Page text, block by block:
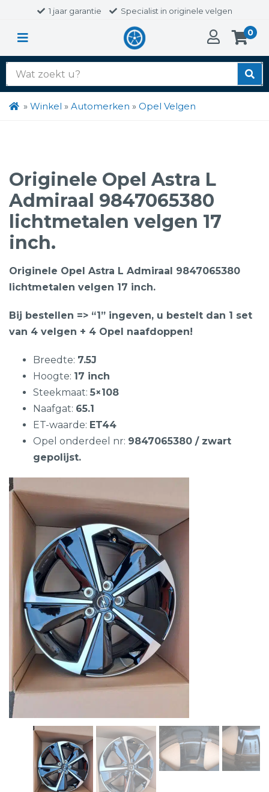
1 jaar garantie Specialist in originele velgen
0
Zoek
naar:
» Winkel » Automerken » Opel Velgen
Originele Opel Astra L
Admiraal 9847065380
lichtmetalen velgen 17
inch.
Originele Opel Astra L Admiraal 9847065380
lichtmetalen velgen 17 inch.
Bij bestellen => “1” ingeven, u bestelt dan 1 set
van 4 velgen + 4 Opel naafdoppen!
Breedte: 7.5J
Hoogte: 17 inch
Steekmaat: 5×108
Naafgat: 65.1
ET-waarde: ET44
Opel onderdeel nr: 9847065380 / zwart
gepolijst.